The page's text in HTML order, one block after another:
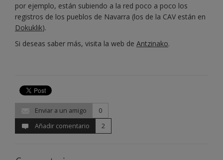
por ejemplo, están subiendo a la red poco a poco los
registros de los pueblos de Navarra (los de la CAV están en
Dokuklik).
Si deseas saber más, visita la web de Antzinako.
Enviar a un amigo
0
Añadir comentario
2